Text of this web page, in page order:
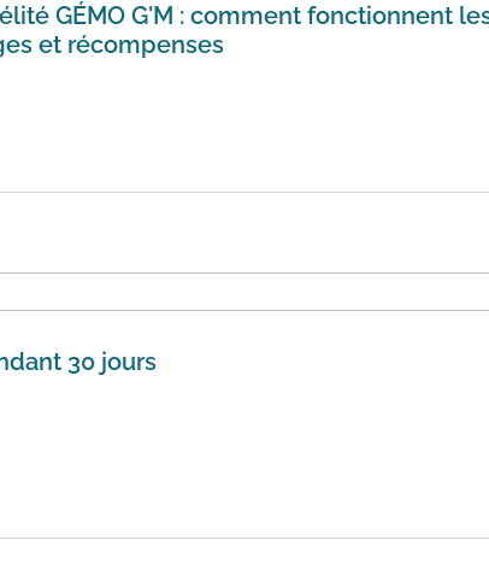
GÉMO G'M : comment fonctionnent
et récompenses
G'M, est un système gratuit de points cumulés
30 jours